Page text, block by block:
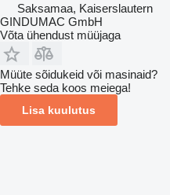
Saksamaa, Kaiserslautern
GINDUMAC GmbH
Võta ühendust müüjaga
Müüte sõidukeid või masinaid?
Tehke seda koos meiega!
Lisa kuulutus